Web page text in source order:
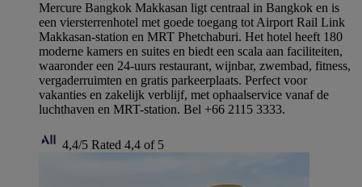
Mercure Bangkok Makkasan ligt centraal in Bangkok en is
een viersterrenhotel met goede toegang tot Airport Rail Link
Makkasan-station en MRT Phetchaburi. Het hotel heeft 180
moderne kamers en suites en biedt een scala aan faciliteiten,
waaronder een 24-uurs restaurant, wijnbar, zwembad, fitness,
vergaderruimten en gratis parkeerplaats. Perfect voor
vakanties en zakelijk verblijf, met ophaalservice vanaf de
luchthaven en MRT-station. Bel +66 2115 3333.
4,4/5 Rated 4,4 of 5